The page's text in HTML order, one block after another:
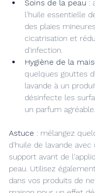
Soins de la peau :
l'huile essentielle
des plaies
cicatrisation et
d'infection.
Hygiène de la
quelques gouttes
lavande à un
désinfecte les
un parfum agréable.
Astuce : mélangez
d'huile de lavande avec
support avant de
peau. Utilisez
dans vos produits de